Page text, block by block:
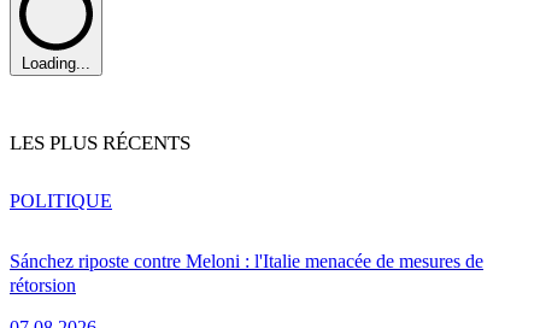
Loading...
LES PLUS RÉCENTS
Sánchez riposte contre Meloni : l'Italie menacée de mesures de
rétorsion
POLITIQUE